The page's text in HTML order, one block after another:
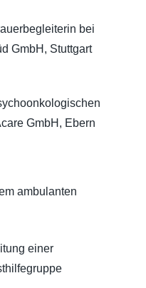
bei
GmbH, Stuttgart
GmbH, Ebern
ambulanten
einer